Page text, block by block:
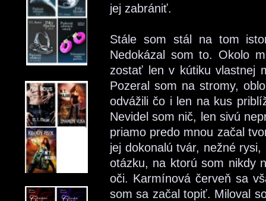
jej zabrániť.
Stále som stál na tom
Nedokázal som to. Okolo
zostať len v kútiku vlastnej
Pozeral som na stromy,
odvážili čo i len na kus
Nevidel som nič, len sivú
priamo predo mnou začal
jej dokonalú tvár, nežné
otázku, na ktorú som nikdy
oči. Karmínová červeň sa
som sa začal topiť. Miloval